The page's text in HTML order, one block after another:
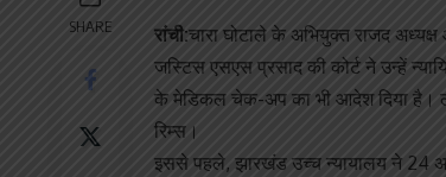
SHARE रांची:चारा घोटाले के अभियुक्त राजद
जस्टिस एसएस प्रसाद की कोर्ट ने उन्हें
के मेडिकल चेक-अप का भी आदेश दिया है।
रिम्स।
इससे पहले, झारखंड उच्च न्यायालय ने 24